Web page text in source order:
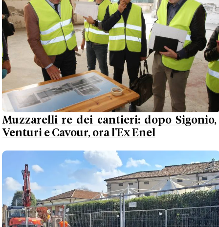
Muzzarelli re dei cantieri: dopo Sigonio,
Venturi e Cavour, ora l'Ex Enel